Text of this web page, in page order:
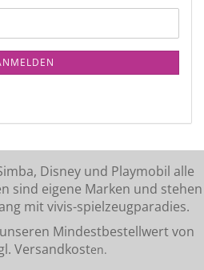
Disney und Playmobil alle
sind eigene Marken und stehen
mit vivis-spielzeugparadies.
Mindestbestellwert von
Versandkosten.